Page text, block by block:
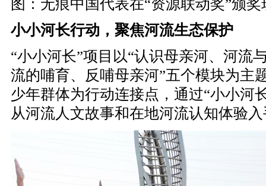
图：无痕中国代表在“资源联动奖”颁奖
小小河长行动，聚焦河流生态保护
“小小河长”项目以“认识母亲河、河流
流的哺育、反哺母亲河”五个模块为主
少年群体为行动连接点，通过“小小河
从河流人文故事和在地河流认知体验